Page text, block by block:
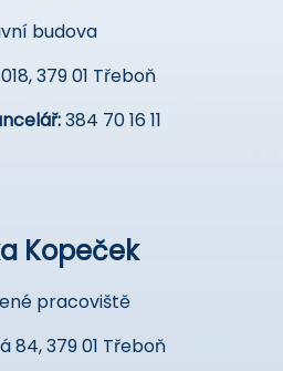
budova
379 01 Třeboň
384 70 16 11
Kopeček
pracoviště
84, 379 01 Třeboň